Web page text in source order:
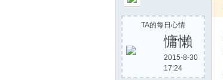
TA的每日心情
慵懶
2015-8-30
17:24